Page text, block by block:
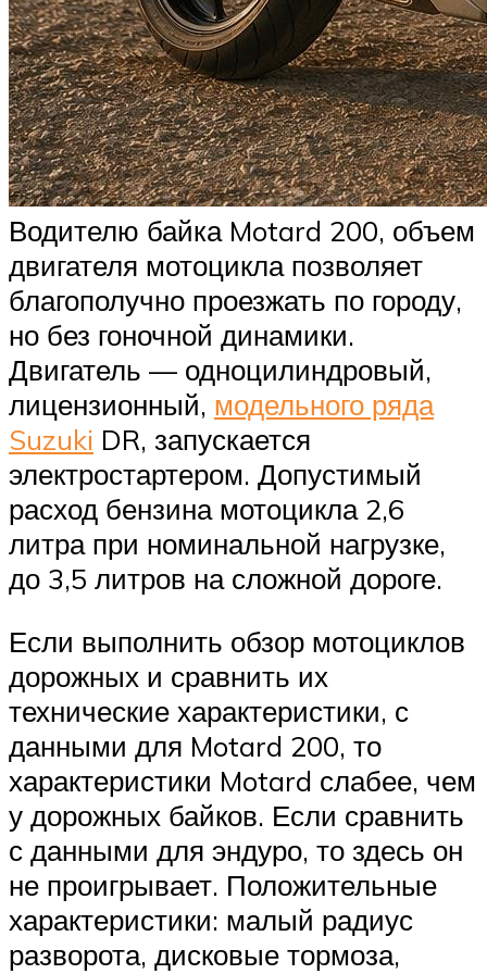
Водителю байка Motard 200, объем
двигателя мотоцикла позволяет
благополучно проезжать по городу,
но без гоночной динамики.
Двигатель — одноцилиндровый,
лицензионный, модельного ряда
Suzuki DR, запускается
электростартером. Допустимый
расход бензина мотоцикла 2,6
литра при номинальной нагрузке,
до 3,5 литров на сложной дороге.
Если выполнить обзор мотоциклов
дорожных и сравнить их
технические характеристики, с
данными для Motard 200, то
характеристики Motard слабее, чем
у дорожных байков. Если сравнить
с данными для эндуро, то здесь он
не проигрывает. Положительные
характеристики: малый радиус
разворота, дисковые тормоза,